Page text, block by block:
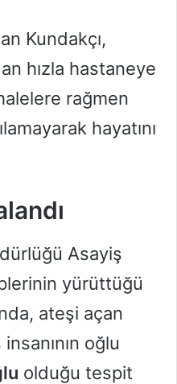
Kundakçı,
hızla hastaneye
rağmen
hayatını
Asayiş
yürüttüğü
ateşi açan
oğlu
olduğu tespit